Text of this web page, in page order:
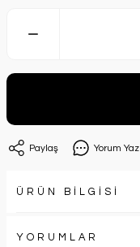
Paylaş Yorum Yaz
ÜRÜN BİLGİSİ
YORUMLAR